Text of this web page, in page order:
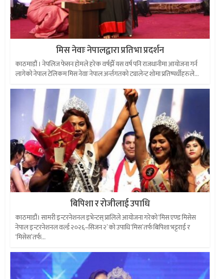
मिस नेवाः नेपालद्वारा प्रतिभा प्रदर्शन
काठमाडौं । नेपलिज फेसन होमले हरेक वर्षझैँ यस वर्ष पनि राजधानीमा आयोजना गर्न
लागेको नेपाल टेलिकम मिस नेवाः नेपाल अर्न्तगतको ट्यालेन्ट शोमा प्रतिष्पर्धीहरुले...
बिपिशा र रोजीलाई उपाधि
काठमाडौं। सामरी इन्टरनेशनल इभेन्टस् प्रालिले आयोजना गरेको ‘मिस एण्ड मिसेस
नेपाल इन्टरनेशनल वर्ल्ड २०२६–सिजन २’ को उपाधि ‘मिस’तर्फ बिपिशा भट्टराई र
‘मिसेस’तर्फ...